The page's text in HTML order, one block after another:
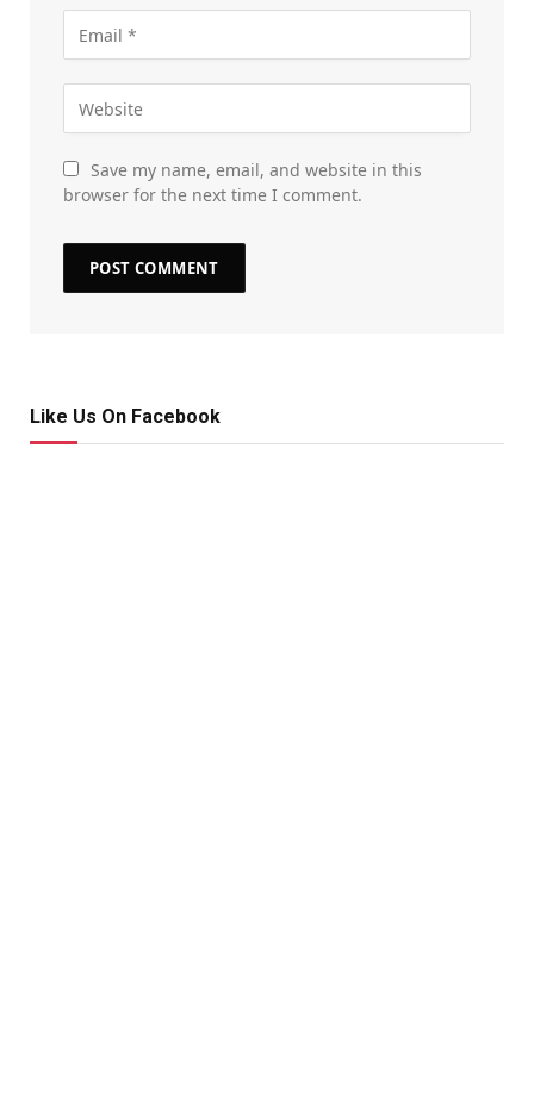
Save my name, email, and website in this
browser for the next time I comment.
Like Us On Facebook